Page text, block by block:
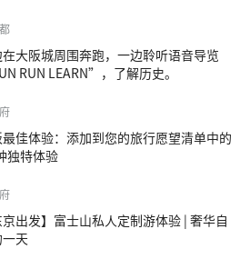
大阪城周围奔跑，一边聆听语音导览
RUN LEARN”，了解历史。
最佳体验：添加到您的旅行愿望清单中的
独特体验
京出发】富士山私人定制游体验 | 奢华自
天